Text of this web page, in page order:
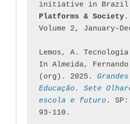
initiative in Brazil
Platforms & Society.
Volume 2, January-
Lemos, A.
In Almeida,
(org). 2025.
Educação. Sete
escola e futuro. SP:
93-110.